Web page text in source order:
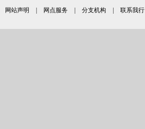
网站声明 网点服务 分支机构 联系我行